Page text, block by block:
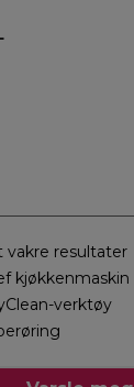
vakre resultater
kjøkkenmaskin
verktøy